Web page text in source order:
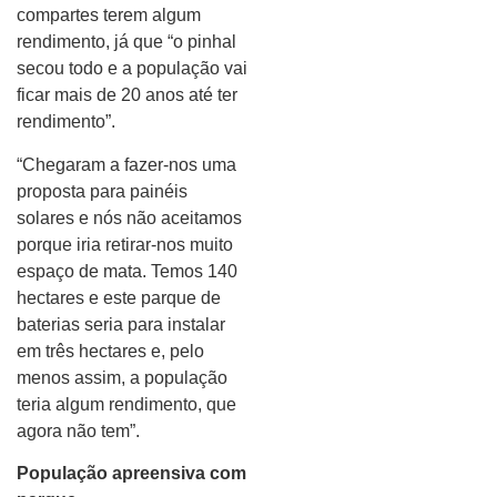
compartes terem algum
rendimento, já que “o pinhal
secou todo e a população vai
ficar mais de 20 anos até ter
rendimento”.
“Chegaram a fazer-nos uma
proposta para painéis
solares e nós não aceitamos
porque iria retirar-nos muito
espaço de mata. Temos 140
hectares e este parque de
baterias seria para instalar
em três hectares e, pelo
menos assim, a população
teria algum rendimento, que
agora não tem”.
População apreensiva com